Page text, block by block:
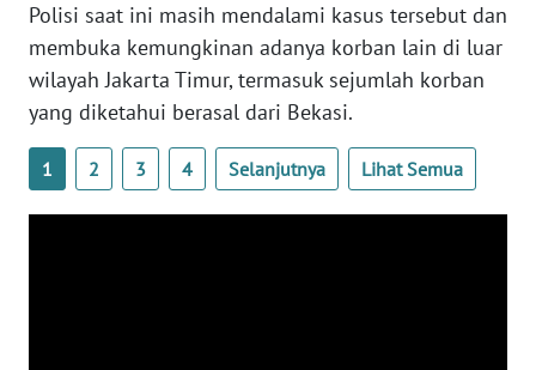
Polisi saat ini masih mendalami kasus tersebut dan
membuka kemungkinan adanya korban lain di luar
wilayah Jakarta Timur, termasuk sejumlah korban
yang diketahui berasal dari Bekasi.
1 2 3 4 Selanjutnya Lihat Semua
WN
SULTRA
NTB